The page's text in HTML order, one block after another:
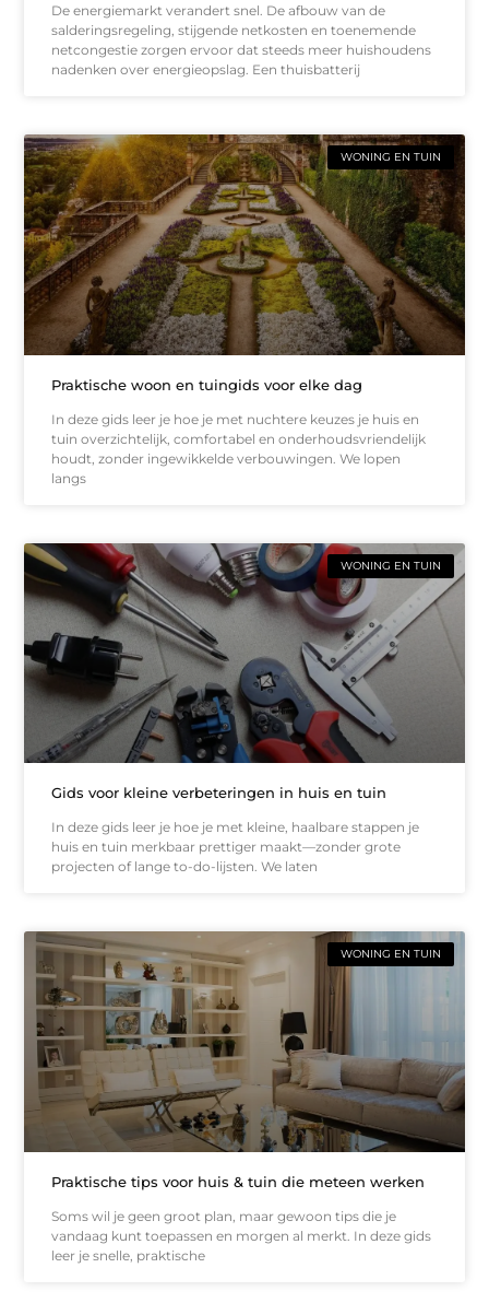
De energiemarkt verandert snel. De afbouw van de
salderingsregeling, stijgende netkosten en toenemende
netcongestie zorgen ervoor dat steeds meer huishoudens
nadenken over energieopslag. Een thuisbatterij
WONING EN TUIN
Praktische woon en tuingids voor elke dag
In deze gids leer je hoe je met nuchtere keuzes je huis en
tuin overzichtelijk, comfortabel en onderhoudsvriendelijk
houdt, zonder ingewikkelde verbouwingen. We lopen
langs
WONING EN TUIN
Gids voor kleine verbeteringen in huis en tuin
In deze gids leer je hoe je met kleine, haalbare stappen je
huis en tuin merkbaar prettiger maakt—zonder grote
projecten of lange to-do-lijsten. We laten
WONING EN TUIN
Praktische tips voor huis & tuin die meteen werken
Soms wil je geen groot plan, maar gewoon tips die je
vandaag kunt toepassen en morgen al merkt. In deze gids
leer je snelle, praktische